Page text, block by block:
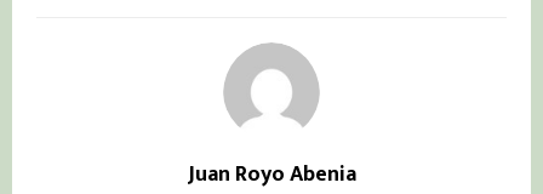
Juan Royo Abenia